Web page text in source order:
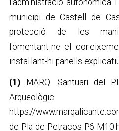
l'administració autonòmica i
municipi de Castell de
protecció de les
fomentant-ne el
instal·lant-hi panells
(1)MARQ. Santuari del
https://
de-Pla-de-Petracos-P6-